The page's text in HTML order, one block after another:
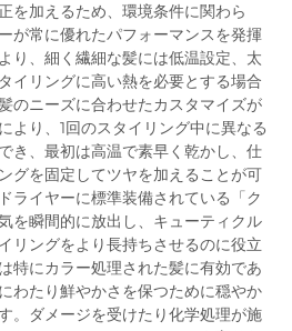
を加えるため、環境条件に関わら
が常に優れたパフォーマンスを発揮
り、細く繊細な髪には低温設定、太
イリングに高い熱を必要とする場合
のニーズに合わせたカスタマイズが
より、1回のスタイリング中に異なる
き、最初は高温で素早く乾かし、仕
グを固定してツヤを加えることが可
ライヤーに標準装備されている「ク
を瞬間的に放出し、キューティクル
リングをより長持ちさせるのに役立
特にカラー処理された髪に有効であ
わたり鮮やかさを保つために穏やか
。ダメージを受けたり化学処理が施